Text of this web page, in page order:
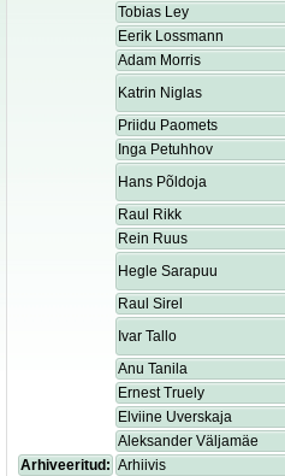
Tobias Ley
Eerik Lossmann
Adam Morris
Katrin Niglas
Priidu Paomets
Inga Petuhhov
Hans Põldoja
Raul Rikk
Rein Ruus
Hegle Sarapuu
Raul Sirel
Ivar Tallo
Anu Tanila
Ernest Truely
Elviine Uverskaja
Aleksander Väljamäe
Arhiveeritud: Arhiivis